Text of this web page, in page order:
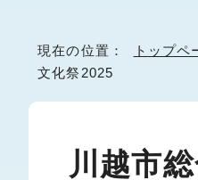
現在の位置： トップペ
文化祭2025
川越市